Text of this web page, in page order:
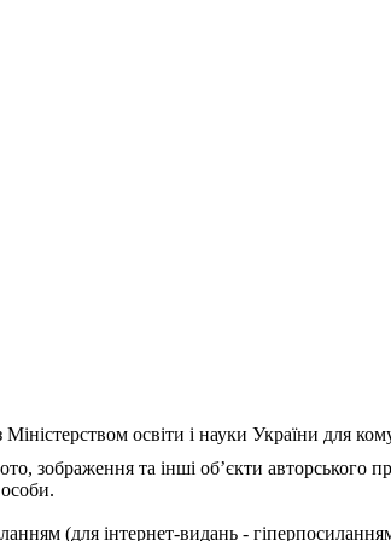
Міністерством освіти і науки України для
зображення та інші об’єкти авторського
(для інтернет-видань -